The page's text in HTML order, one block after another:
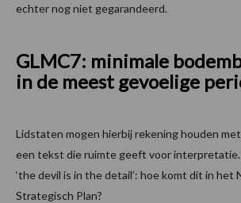
echter nog niet gegarandeerd.
GLMC7: minimale
in de meest gevoelige
Lidstaten mogen hierbij rekening houden
een tekst die ruimte geeft voor
‘the devil is in the detail’: hoe komt dit in het
Strategisch Plan?